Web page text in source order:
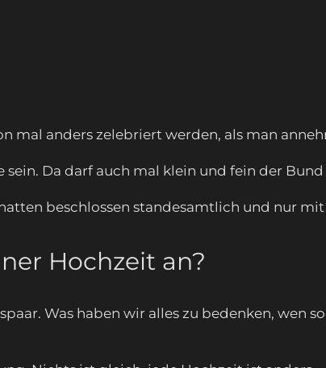
mal anders zelebriert werden, als man
Da darf auch mal klein und fein der
beschlossen standesamtlich und nur
Hochzeit an?
Was haben wir alles zu bedenken, wen